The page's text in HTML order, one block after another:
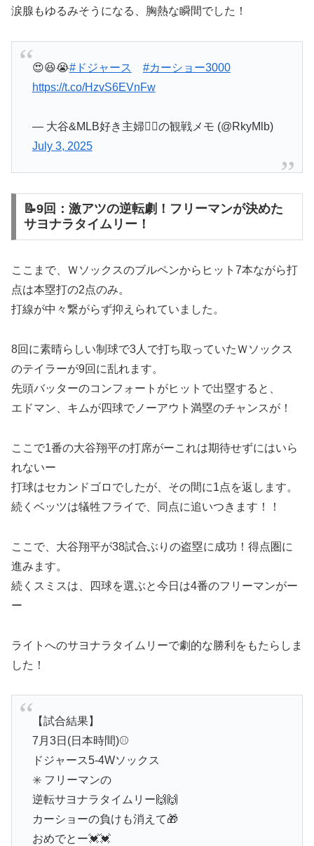
涙腺もゆるみそうになる、胸熱な瞬間でした！
😍😆😭#ドジャース
#カーショー3000
https://t.co/HzvS6EVnFw
— 大谷&MLB好き主婦💁‍♀️の観戦メモ (@RkyMlb)
July 3, 2025
📝9回：激アツの逆転劇！フリーマンが決めた
サヨナラタイムリー！
ここまで、Ｗソックスのブルペンからヒット7本ながら打
点は本塁打の2点のみ。
打線が中々繋がらず抑えられていました。
8回に素晴らしい制球で3人で打ち取っていたＷソックス
のテイラーが9回に乱れます。
先頭バッターのコンフォートがヒットで出塁すると、
エドマン、キムが四球でノーアウト満塁のチャンスが！
ここで1番の大谷翔平の打席がーこれは期待せずにはいら
れないー
打球はセカンドゴロでしたが、その間に1点を返します。
続くベッツは犠牲フライで、同点に追いつきます！！
ここで、大谷翔平が38試合ぶりの盗塁に成功！得点圏に
進みます。
続くスミスは、四球を選ぶと今日は4番のフリーマンがー
ー
ライトへのサヨナラタイムリーで劇的な勝利をもたらしま
した！
【試合結果】
7月3日(日本時間)⚾️
ドジャース5-4Wソックス
✳️ フリーマンの
逆転サヨナラタイムリー🙌🙌
カーショーの負けも消えて🎁
おめでとー💓💓